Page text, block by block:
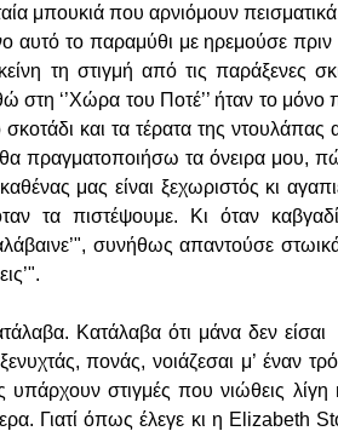
μπουκιά που αρνιόμουν
αυτό το παραμύθι με ηρεμούσε
τη στιγμή από τις παράξενες
στη ‘’Χώρα του Ποτέ’’ ήταν το
και τα τέρατα της ντουλάπας
πραγματοποιήσω τα όνειρα μου,
μας είναι ξεχωριστός κι
τα πιστέψουμε. Κι όταν
συνήθως απαντούσε
Κατάλαβα ότι μάνα δεν είσαι
πονάς, νοιάζεσαι μ’ έναν
υπάρχουν στιγμές που νιώθεις λίγη
Γιατί όπως έλεγε κι η Elizabeth